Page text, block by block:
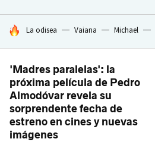
HOY SE HABLA DE
La odisea Vaiana Michael
'Madres paralelas': la
próxima película de Pedro
Almodóvar revela su
sorprendente fecha de
estreno en cines y nuevas
imágenes